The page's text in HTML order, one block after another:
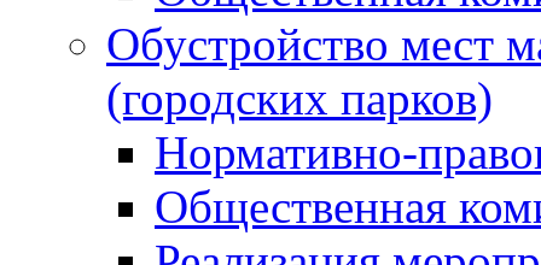
Обустройство мест
(городских парков)
Нормативно-
Общественная